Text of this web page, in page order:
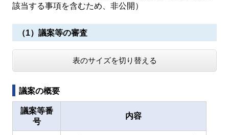
該当する事項を含むため、非公開）
（1）議案等の審査
表のサイズを切り替える
議案の概要
議案等番
号
内容